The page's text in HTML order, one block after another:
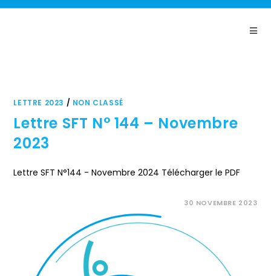
Panneau de gestion des cookies
LETTRE 2023 / NON CLASSÉ
Lettre SFT N° 144 – Novembre
2023
Lettre SFT N°144 - Novembre 2024 Télécharger le PDF
30 NOVEMBRE 2023